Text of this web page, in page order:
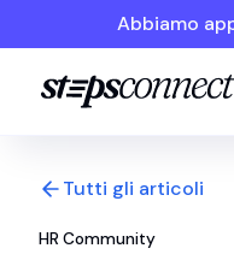
Abbiamo
Tutti gli articoli
HR Community